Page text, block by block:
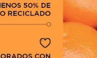
7.
8.
9